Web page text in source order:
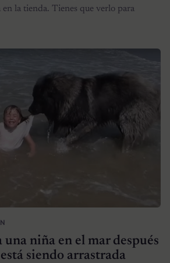
la tienda. Tienes que verlo para
una niña en el mar después
siendo arrastrada